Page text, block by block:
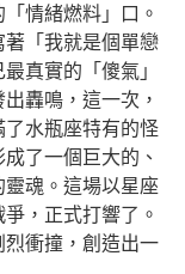
情緒燃料」口。
「我就是個單戀
真實的「傻氣」
轟鳴，這一次，
水瓶座特有的怪
了一個巨大的、
魂。這場以星座
，正式打響了。
衝撞，創造出一